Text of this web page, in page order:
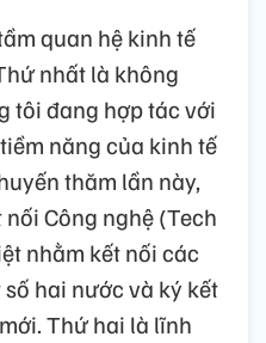
quan hệ kinh tế
nhất là không
tôi đang hợp tác với
năng của kinh tế
thăm lần này,
Công nghệ (Tech
nhằm kết nối các
hai nước và ký kết
Thứ hai là lĩnh